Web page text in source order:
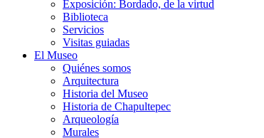
Exposición: Bordado, de la virtud
Biblioteca
Servicios
Visitas guiadas
El Museo
Quiénes somos
Arquitectura
Historia del Museo
Historia de Chapultepec
Arqueología
Murales